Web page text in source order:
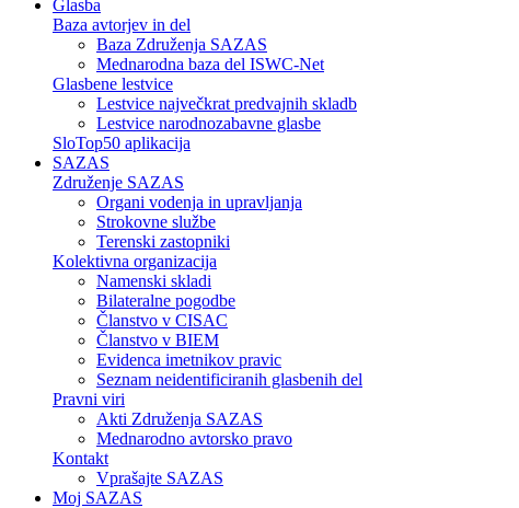
Glasba
Baza avtorjev in del
Baza Združenja SAZAS
Mednarodna baza del ISWC-Net
Glasbene lestvice
Lestvice največkrat predvajnih skladb
Lestvice narodnozabavne glasbe
SloTop50 aplikacija
SAZAS
Združenje SAZAS
Organi vodenja in upravljanja
Strokovne službe
Terenski zastopniki
Kolektivna organizacija
Namenski skladi
Bilateralne pogodbe
Članstvo v CISAC
Članstvo v BIEM
Evidenca imetnikov pravic
Seznam neidentificiranih glasbenih del
Pravni viri
Akti Združenja SAZAS
Mednarodno avtorsko pravo
Kontakt
Vprašajte SAZAS
Moj SAZAS